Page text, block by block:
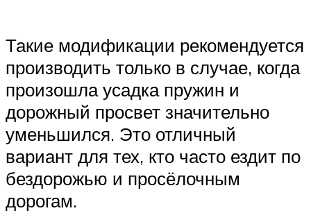
Такие модификации рекомендуется
производить только в случае, когда
произошла усадка пружин и
дорожный просвет значительно
уменьшился. Это отличный
вариант для тех, кто часто ездит по
бездорожью и просёлочным
дорогам.